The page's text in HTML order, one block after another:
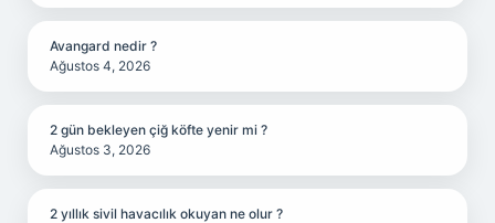
Avangard nedir ?
Ağustos 4, 2026
2 gün bekleyen çiğ köfte yenir mi ?
Ağustos 3, 2026
2 yıllık sivil havacılık okuyan ne olur ?